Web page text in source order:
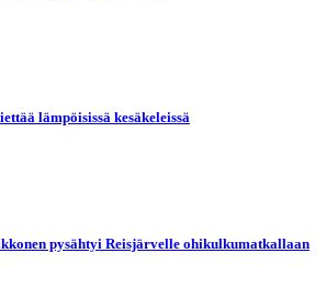
lämpöisissä kesäkeleissä
pysähtyi Reisjärvelle ohikulkumatkallaan